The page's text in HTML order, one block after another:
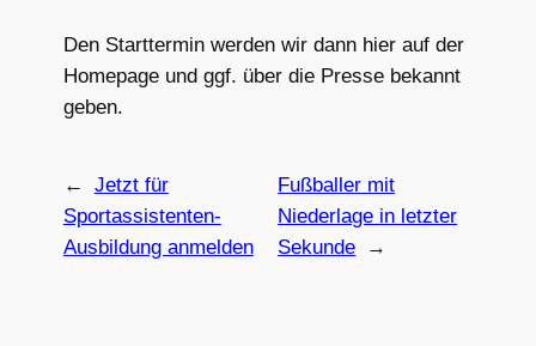
Den Starttermin werden wir dann hier auf der
Homepage und ggf. über die Presse bekannt
geben.
←
Jetzt für
Sportassistenten-
Ausbildung anmelden
Fußballer mit
Niederlage in letzter
Sekunde
→